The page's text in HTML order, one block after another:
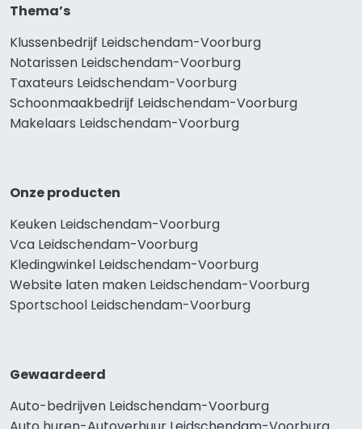
Thema’s
Klussenbedrijf Leidschendam-Voorburg
Notarissen Leidschendam-Voorburg
Taxateurs Leidschendam-Voorburg
Schoonmaakbedrijf Leidschendam-Voorburg
Makelaars Leidschendam-Voorburg
Onze producten
Keuken Leidschendam-Voorburg
Vca Leidschendam-Voorburg
Kledingwinkel Leidschendam-Voorburg
Website laten maken Leidschendam-Voorburg
Sportschool Leidschendam-Voorburg
Gewaardeerd
Auto-bedrijven Leidschendam-Voorburg